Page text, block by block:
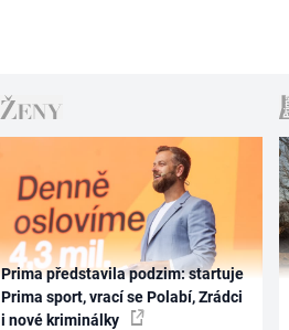
Prima představila podzim: startuje
Prima sport, vrací se Polabí, Zrádci
i nové kriminálky